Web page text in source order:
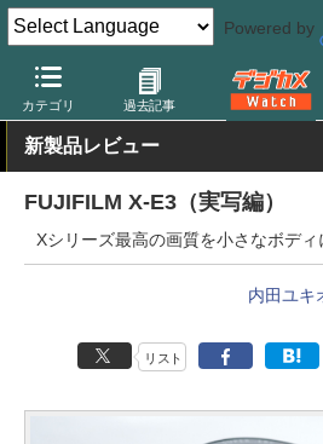
Powered by
カテゴリ 過去記事
デジカメ Watch カメラ ミラーレス
新製品レビュー
FUJIFILM X-E3（実写編）
Xシリーズ最高の画質を小さなボディ
内田ユキ
リスト